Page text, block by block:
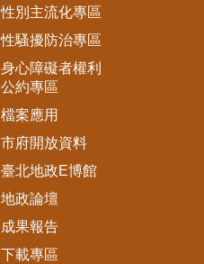
性別主流化專區
性騷擾防治專區
身心障礙者權利
公約專區
檔案應用
市府開放資料
臺北地政E博館
地政論壇
成果報告
下載專區